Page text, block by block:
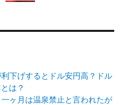
下げするとドル安円高？ドル
は？
ヶ月は温泉禁止と言われたが